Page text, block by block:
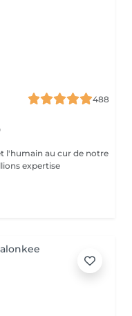
488
expertise